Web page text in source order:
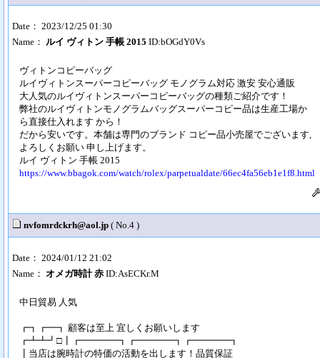
Date： 2023/12/25 01:30
Name：ルイ ヴィトン 手帳 2015 ID:bOGdY0Vs
ヴィトンコピーバッグ
ルイヴィトンスーパーコピーバッグ モノグラム対応 激安 安心通販
大人気のルイヴィトンスーパーコピーバッグの種類ご紹介です！
弊社のルイヴィトンモノグラムバッグスーパーコピー品は生産工場か
ら直接仕入れます から！
だから安いです。本舗は専門のブランド コピー品小売屋でございます,
よろしくお願い 申し上げます。
ルイ ヴィトン 手帳 2015
https://www.bbagok.com/watch/rolex/parpetualdate/66ec4fa56eb1e1f8.html
nvfomrdckrh@aol.jp ( No.4 )
Date： 2024/01/12 21:02
Name：オメガ時計 赤 ID:AsECKr.M
中日貿易 人気
┏┓┏━┓ 顧客は至上 宜しくお願いします
┏┻┻┛□┃┏━━━━┓┏━━━━┓┏━━━━┓
┃当店は腕時計の特価の活動を出します！品質保証